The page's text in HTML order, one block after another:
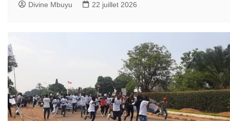
Divine Mbuyu 22 juillet 2026